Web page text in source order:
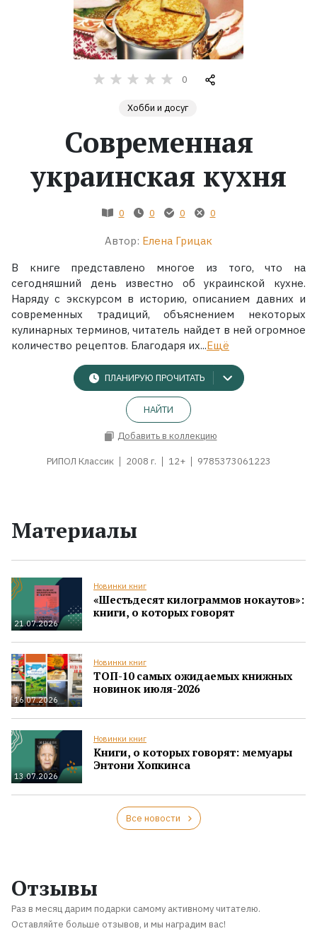
Коллекции
0
Хобби и досуг
Современная
украинская кухня
0 0 0 0
Автор: Елена Грицак
В книге представлено многое из того, что на
сегодняшний день известно об украинской кухне.
Наряду с экскурсом в историю, описанием давних и
современных традиций, объяснением некоторых
кулинарных терминов, читатель найдет в ней огромное
количество рецептов. Благодаря их...Ещё
ПЛАНИРУЮ ПРОЧИТАТЬ
НАЙТИ
Добавить в коллекцию
РИПОЛ Классик 2008 г. 12+ 9785373061223
Материалы
21.07.2026
Новинки книг
«Шестьдесят килограммов нокаутов»:
книги, о которых говорят
16.07.2026
Новинки книг
ТОП-10 самых ожидаемых книжных
новинок июля-2026
13.07.2026
Новинки книг
Книги, о которых говорят: мемуары
Энтони Хопкинса
Все новости
Отзывы
Раз в месяц дарим подарки самому активному читателю.
Оставляйте больше отзывов, и мы наградим вас!